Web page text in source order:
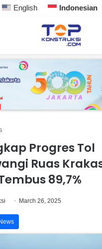
English Indonesian
Progres Tol
Ruas
89,7%
March 26, 2025